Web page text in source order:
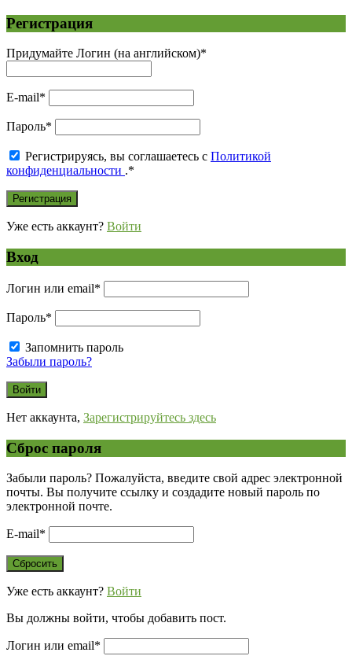
Регистрация
Придумайте Логин (на английском)*
E-mail*
Пароль*
Регистрируясь, вы соглашаетесь с Политикой
конфиденциальности .*
Уже есть аккаунт? Войти
Вход
Логин или email*
Пароль*
Запомнить пароль
Забыли пароль?
Нет аккаунта, Зарегистрируйтесь здесь
Сброс пароля
Забыли пароль? Пожалуйста, введите свой адрес электронной
почты. Вы получите ссылку и создадите новый пароль по
электронной почте.
E-mail*
Уже есть аккаунт? Войти
Вы должны войти, чтобы добавить пост.
Логин или email*